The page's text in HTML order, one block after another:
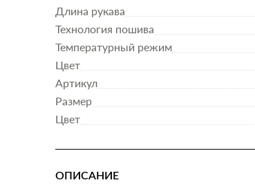
Длина рукава
Технология пошива
Температурный режим
Цвет
Артикул
Размер
Цвет
ОПИСАНИЕ